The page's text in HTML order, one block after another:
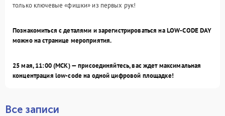
только ключевые «фишки» из первых рук!
Познакомиться с деталями и зарегистрироваться на LOW-CODE DAY
можно настранице мероприятия.
25 мая, 11:00 (МСК) — присоединяйтесь, вас ждет максимальная
концентрация low-code на одной цифровой площадке!
Все записи